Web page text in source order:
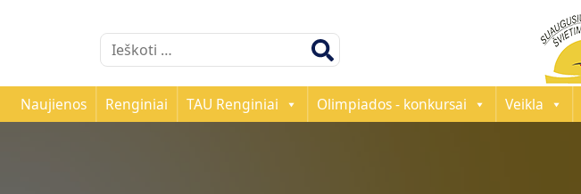
Ieškoti:
Naujienos Renginiai TAU Renginiai Olimpiados - konkursai Veikla